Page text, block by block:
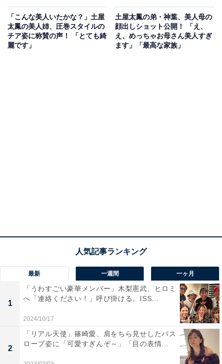
「こんな美人いたかな？」土屋
太鳳の美人姉、圧巻スタイルの
チア姿に称賛の声！ 「とても綺
麗です」
土屋太鳳の弟・神葉、美人母の
顔出しショット公開！ 「え、
え、めっちゃお母さん美人すぎ
ます」「最高な家族」
最新 一週間 一ヶ月
1
「うわすごい豪華メンバー」木梨憲武、ヒロミ
へ「連絡ください！」呼び掛ける。ISS...
2024/10/17
2
「リアル天使」篠崎愛、肩をちら見せしたバス
ローブ姿に「可愛すぎんぞ～」「目の表情...